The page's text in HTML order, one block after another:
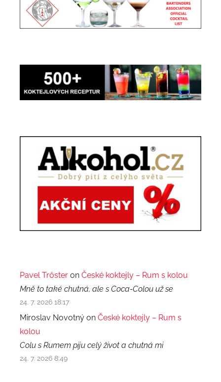
Pavel Trőster on České koktejly – Rum s kolou
Mně to také chutná, ale s Coca-Colou už se
24. 7. 2026 18:17
Miroslav Novotný on České koktejly – Rum s
kolou
Colu s Rumem piju celý život a chutná mi
24. 7. 2026 8:49